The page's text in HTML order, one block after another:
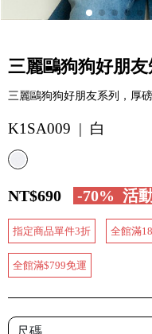
三麗鷗狗狗好朋
三麗鷗狗狗好朋友系列，厚
K1SA009 | 白
NT$690 -70% 活
指定商品單件3折 全館滿
全館滿$799免運
尺碼